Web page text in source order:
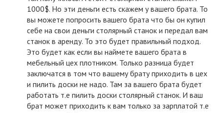
1000$. Но эти деньги есть скажем у вашего брата. То
вы можете попросить вашего брата что бы он купил
себе на свои деньги столярный станок и передал вам
станок в аренду. То это будет правильный подход.
Это будет как если вы наймете вашего брата в
мебельный цех плотником. Только разница будет
заключатся в том что вашему брату приходить в цех
и пилить доски не надо. Там за вашего брата будет
работать т.е пилить доски столярный станок. И ваш
брат может приходить к вам только за зарплатой т.е